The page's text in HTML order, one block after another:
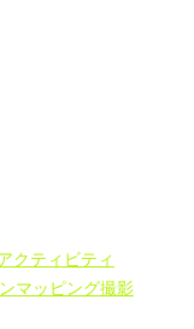
クティビティ
マッピング撮影